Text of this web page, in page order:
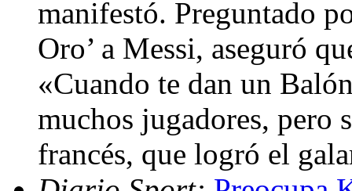
manifestó. Preguntado
Oro’ a Messi, aseguró
«Cuando te dan un
muchos jugadores, pero
francés, que logró el